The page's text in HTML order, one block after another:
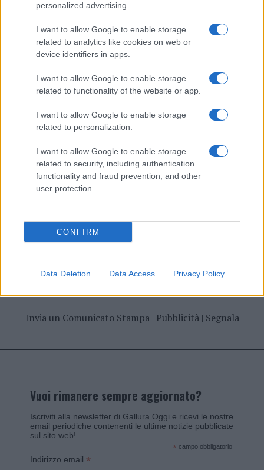
personalized advertising.
I want to allow Google to enable storage
related to analytics like cookies on web or
device identifiers in apps.
I want to allow Google to enable storage
related to functionality of the website or app.
I want to allow Google to enable storage
related to personalization.
I want to allow Google to enable storage
related to security, including authentication
functionality and fraud prevention, and other
user protection.
CONFIRM
Data Deletion Data Access Privacy Policy
Martina Agostina Diturco
I nostri cari
I nostri cari
Invia un Comunicato Stampa| Pubblicità| Segnala
Vuoi rimanere sempre aggiornato?
Iscriviti alla newsletter di Gallura Oggi e ricevi le nostre
email periodiche contenenti le ultime notizie pubblicate
sul sito web!
* campo obbligatorio
Indirizzo email *